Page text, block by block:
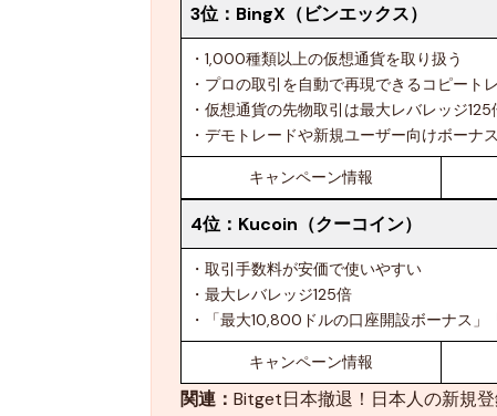
3位： BingX（ビンエックス）
・1,000種類以上の仮想通貨を取り扱う
・プロの取引を自動で再現できるコピート
・仮想通貨の先物取引は最大レバレッジ125
・デモトレードや新規ユーザー向けボーナ
キャンペーン情報
4位： Kucoin（クーコイン）
・取引手数料が安価で使いやすい
・最大レバレッジ125倍
・「最大10,800ドルの口座開設ボーナス」
キャンペーン情報
関連： Bitget日本撤退！日本人の新規